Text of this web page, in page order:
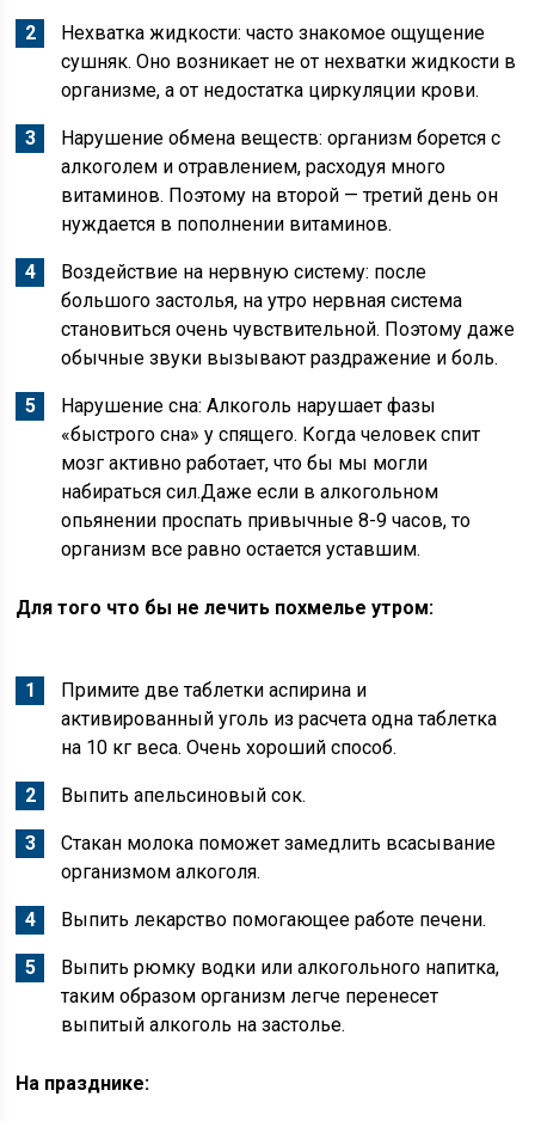
Нехватка жидкости: часто знакомое ощущение
сушняк. Оно возникает не от нехватки жидкости в
организме, а от недостатка циркуляции крови.
Нарушение обмена веществ: организм борется с
алкоголем и отравлением, расходуя много
витаминов. Поэтому на второй — третий день он
нуждается в пополнении витаминов.
Воздействие на нервную систему: после
большого застолья, на утро нервная система
становиться очень чувствительной. Поэтому даже
обычные звуки вызывают раздражение и боль.
Нарушение сна: Алкоголь нарушает фазы
«быстрого сна» у спящего. Когда человек спит
мозг активно работает, что бы мы могли
набираться сил.Даже если в алкогольном
опьянении проспать привычные 8-9 часов, то
организм все равно остается уставшим.
Для того что бы не лечить похмелье утром:
Примите две таблетки аспирина и
активированный уголь из расчета одна таблетка
на 10 кг веса. Очень хороший способ.
Выпить апельсиновый сок.
Стакан молока поможет замедлить всасывание
организмом алкоголя.
Выпить лекарство помогающее работе печени.
Выпить рюмку водки или алкогольного напитка,
таким образом организм легче перенесет
выпитый алкоголь на застолье.
На празднике: